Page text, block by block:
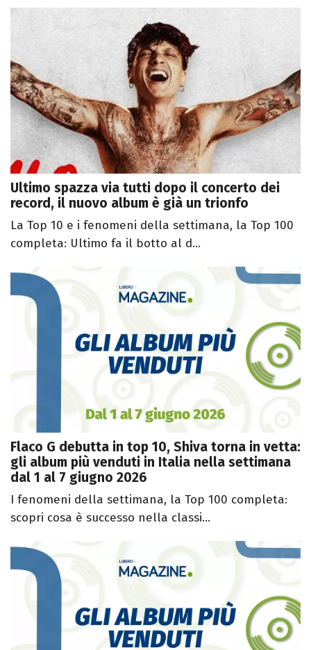
Ultimo spazza via tutti dopo il concerto dei
record, il nuovo album è già un trionfo
La Top 10 e i fenomeni della settimana, la Top 100
completa: Ultimo fa il botto al d...
Flaco G debutta in top 10, Shiva torna in vetta:
gli album più venduti in Italia nella settimana
dal 1 al 7 giugno 2026
I fenomeni della settimana, la Top 100 completa:
scopri cosa è successo nella classi...